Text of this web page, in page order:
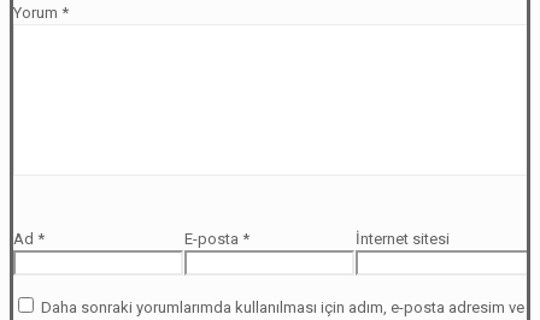
Yorum *
Ad * E-posta * İnternet sitesi
Daha sonraki yorumlarımda kullanılması için adım, e-posta adresim ve